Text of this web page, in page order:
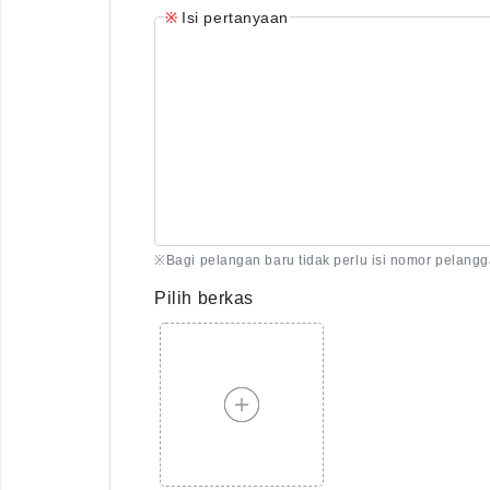
Isi pertanyaan
※Bagi pelangan baru tidak perlu isi nomor
Pilih berkas